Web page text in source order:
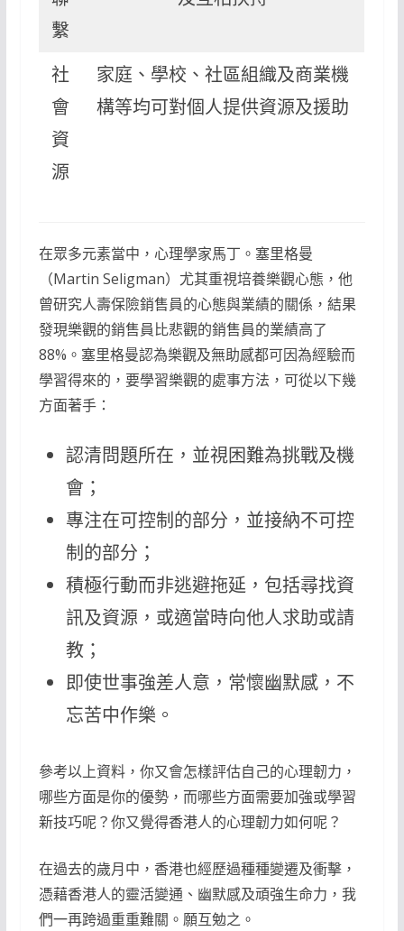
繫
社
會
資
源
家庭、學校、社區組織及商業機
構等均可對個人提供資源及援助
在眾多元素當中，心理學家馬丁。塞里格曼
（Martin Seligman）尤其重視培養樂觀心態，他
曾研究人壽保險銷售員的心態與業績的關係，結果
發現樂觀的銷售員比悲觀的銷售員的業績高了
88%。塞里格曼認為樂觀及無助感都可因為經驗而
學習得來的，要學習樂觀的處事方法，可從以下幾
方面著手：
認清問題所在，並視困難為挑戰及機
會；
專注在可控制的部分，並接納不可控
制的部分；
積極行動而非逃避拖延，包括尋找資
訊及資源，或適當時向他人求助或請
教；
即使世事強差人意，常懷幽默感，不
忘苦中作樂。
參考以上資料，你又會怎樣評估自己的心理韌力，
哪些方面是你的優勢，而哪些方面需要加強或學習
新技巧呢？你又覺得香港人的心理韌力如何呢？
在過去的歲月中，香港也經歷過種種變遷及衝擊，
憑藉香港人的靈活變通、幽默感及頑強生命力，我
們一再跨過重重難關。願互勉之。